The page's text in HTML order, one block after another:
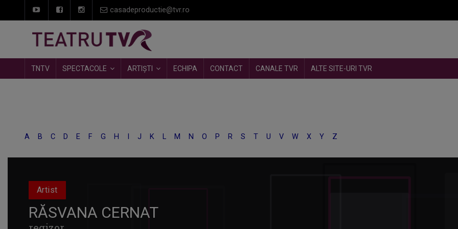
casadeproductie@tvr.ro
TNTV SPECTACOLE ARTIȘTI ECHIPA CONTACT CANALE TVR ALTE SITE-URI TVR
A B C D E F G H J K L M N O P R S T U V W X Y Z
Artist
RĂSVANA CERNAT